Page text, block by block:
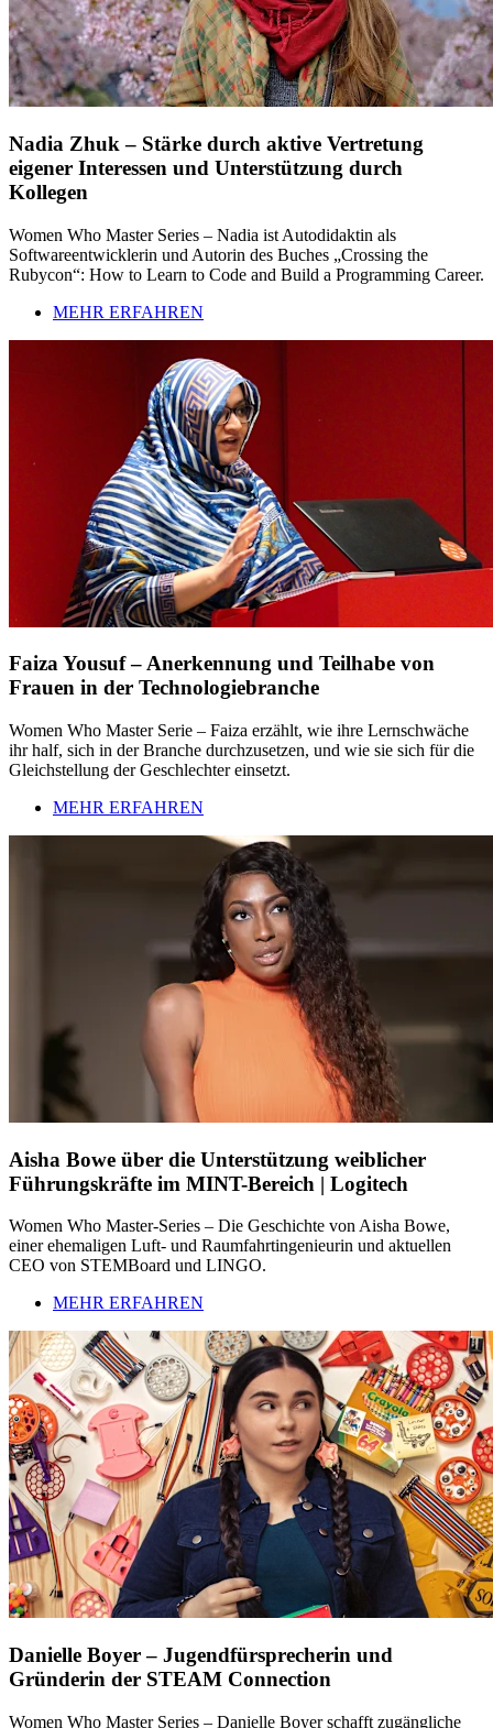
Nadia Zhuk – Stärke durch aktive Vertretung
eigener Interessen und Unterstützung durch
Kollegen
Women Who Master Series – Nadia ist Autodidaktin als
Softwareentwicklerin und Autorin des Buches „Crossing the
Rubycon“: How to Learn to Code and Build a Programming Career.
MEHR ERFAHREN
Faiza Yousuf – Anerkennung und Teilhabe von
Frauen in der Technologiebranche
Women Who Master Serie – Faiza erzählt, wie ihre Lernschwäche
ihr half, sich in der Branche durchzusetzen, und wie sie sich für die
Gleichstellung der Geschlechter einsetzt.
MEHR ERFAHREN
Aisha Bowe über die Unterstützung weiblicher
Führungskräfte im MINT-Bereich | Logitech
Women Who Master-Series – Die Geschichte von Aisha Bowe,
einer ehemaligen Luft- und Raumfahrtingenieurin und aktuellen
CEO von STEMBoard und LINGO.
MEHR ERFAHREN
Danielle Boyer – Jugendfürsprecherin und
Gründerin der STEAM Connection
Women Who Master Series – Danielle Boyer schafft zugängliche